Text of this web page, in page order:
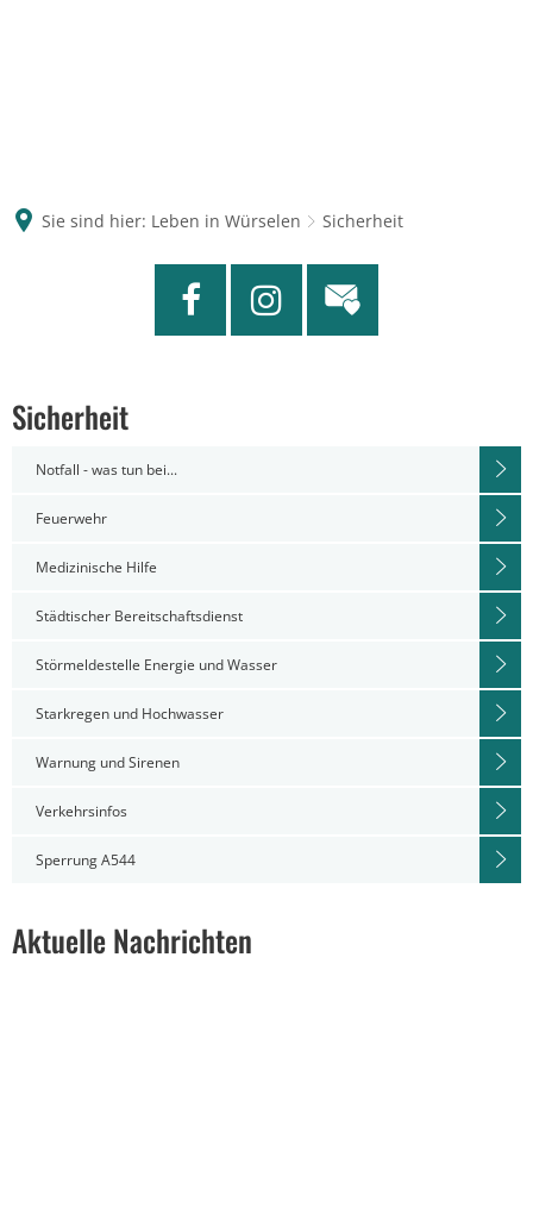
Sie sind hier: Leben in Würselen Sicherheit
Sicherheit
Notfall - was tun bei...
Feuerwehr
Medizinische Hilfe
Städtischer Bereitschaftsdienst
Störmeldestelle Energie und Wasser
Starkregen und Hochwasser
Warnung und Sirenen
Verkehrsinfos
Sperrung A544
Aktuelle Nachrichten